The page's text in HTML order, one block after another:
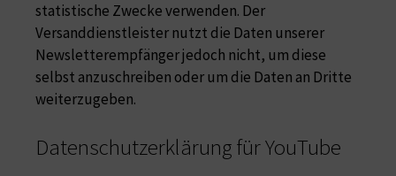
statistische Zwecke verwenden. Der
Versanddienstleister nutzt die Daten unserer
Newsletterempfänger jedoch nicht, um diese
selbst anzuschreiben oder um die Daten an Dritte
weiterzugeben.
Datenschutzerklärung für YouTube